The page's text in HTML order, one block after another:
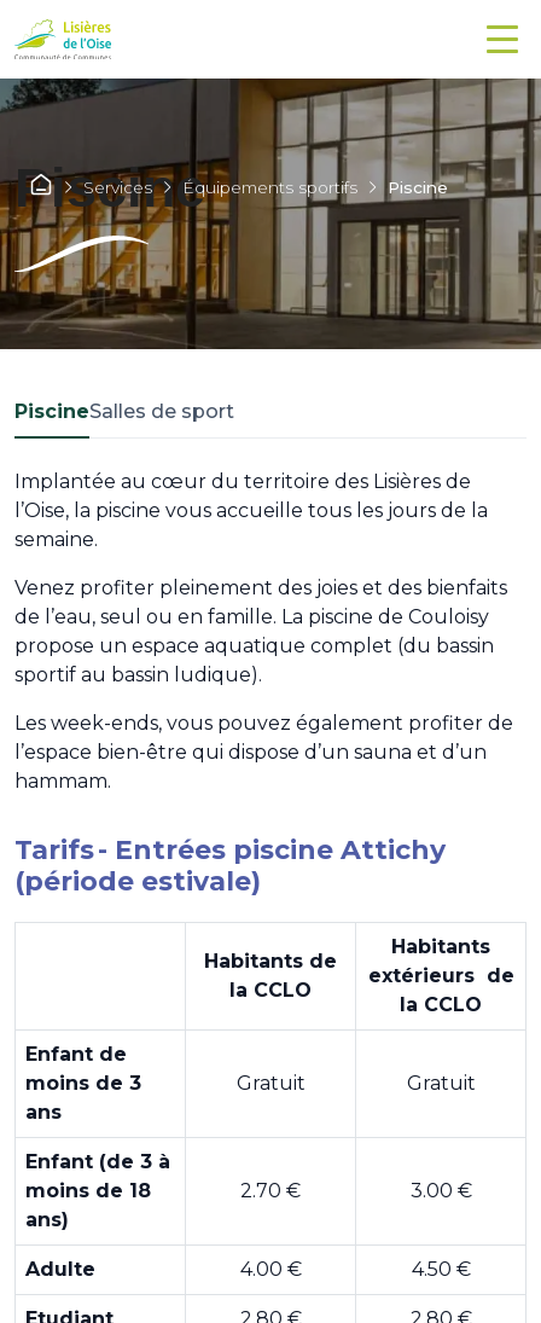
Services Équipements sportifs Piscine
Piscine
PiscineSalles de sport
Implantée au cœur du territoire des Lisières de
l’Oise, la piscine vous accueille tous les jours de la
semaine.
Venez profiter pleinement des joies et des bienfaits
de l’eau, seul ou en famille. La piscine de Couloisy
propose un espace aquatique complet (du bassin
sportif au bassin ludique).
Les week-ends, vous pouvez également profiter de
l’espace bien-être qui dispose d’un sauna et d’un
hammam.
Tarifs - Entrées piscine Attichy
(période estivale)
Habitants de
la CCLO
Habitants
extérieurs de
la CCLO
Enfant de
moins de 3
ans
Gratuit Gratuit
Enfant (de 3 à
moins de 18
ans)
2.70 € 3.00 €
Adulte 4.00 € 4.50 €